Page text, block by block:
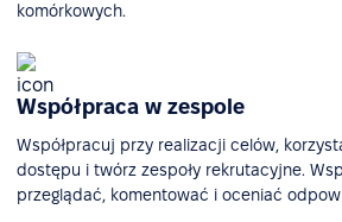
komórkowych.
Współpraca w zespole
Współpracuj przy realizacji celów,
dostępu i twórz zespoły rekrutacyjne.
przeglądać, komentować i oceniać